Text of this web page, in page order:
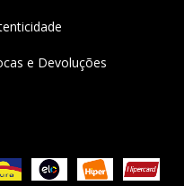
e Devoluções